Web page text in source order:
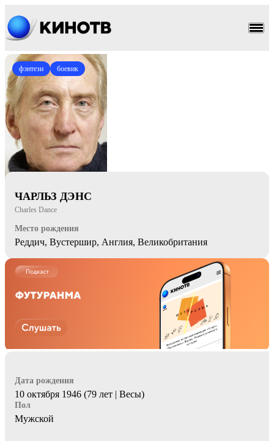
фэнтези боевик
ЧАРЛЬЗ ДЭНС
Charles Dance
Место рождения
Реддич, Вустершир, Англия, Великобритания
Дата рождения
10 октября 1946 (79 лет | Весы)
Пол
Мужской